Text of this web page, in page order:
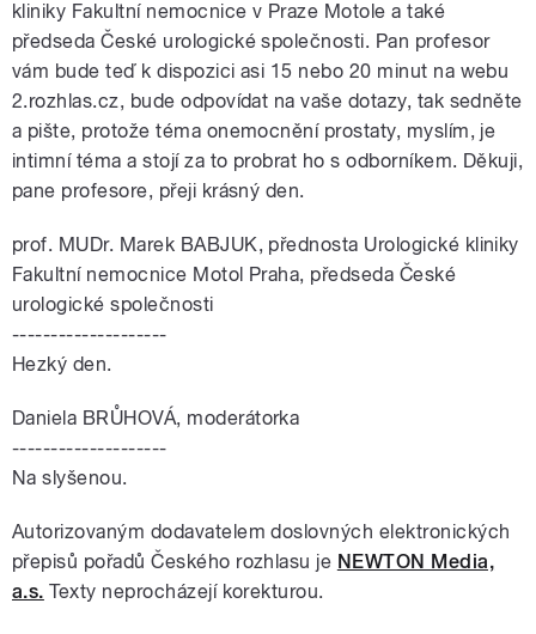
kliniky Fakultní nemocnice v Praze Motole a také
předseda České urologické společnosti. Pan profesor
vám bude teď k dispozici asi 15 nebo 20 minut na webu
2.rozhlas.cz, bude odpovídat na vaše dotazy, tak sedněte
a pište, protože téma onemocnění prostaty, myslím, je
intimní téma a stojí za to probrat ho s odborníkem. Děkuji,
pane profesore, přeji krásný den.
prof. MUDr. Marek BABJUK, přednosta Urologické kliniky
Fakultní nemocnice Motol Praha, předseda České
urologické společnosti
--------------------
Hezký den.
Daniela BRŮHOVÁ, moderátorka
--------------------
Na slyšenou.
Autorizovaným dodavatelem doslovných elektronických
přepisů pořadů Českého rozhlasu je NEWTON Media,
a.s. Texty neprocházejí korekturou.